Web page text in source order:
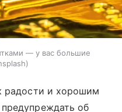
— у вас большие
радости и хорошим
об